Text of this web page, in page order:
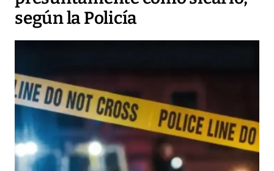
según la Policía